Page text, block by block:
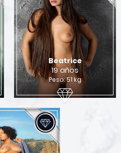
Beatrice
19 años
Peso: 51 kg